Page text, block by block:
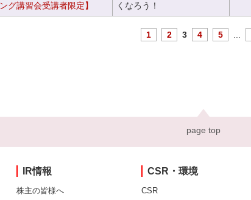
ング講習会受講者限定】
くなろう！
1 2 3 4 5
page top
IR情報
株主の皆様へ
CSR・環境
CSR